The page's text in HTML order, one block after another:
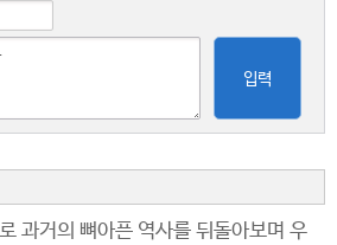
입력
과거의 뼈아픈 역사를 뒤돌아보며 우